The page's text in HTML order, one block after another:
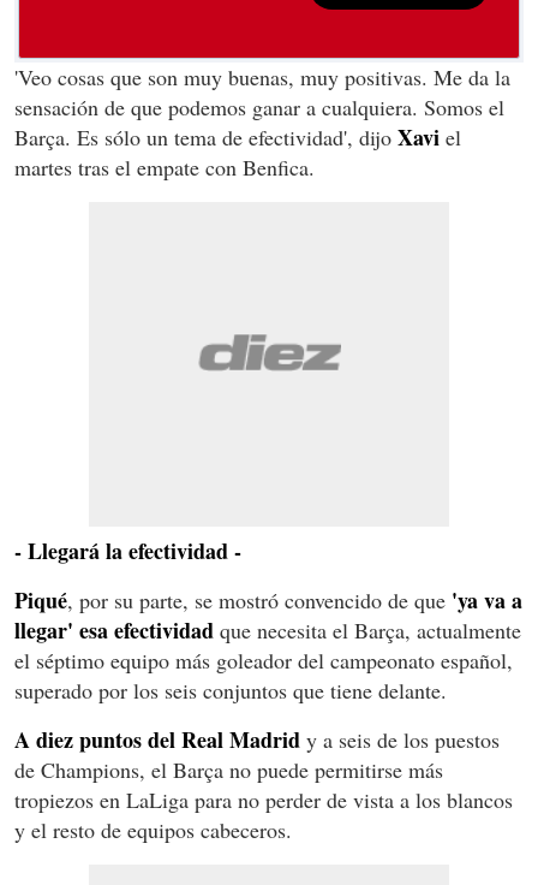
'Veo cosas que son muy buenas, muy positivas. Me da la
sensación de que podemos ganar a cualquiera. Somos el
Barça. Es sólo un tema de efectividad', dijo Xavi el
martes tras el empate con Benfica.
- Llegará la efectividad -
Piqué, por su parte, se mostró convencido de que 'ya va a
llegar' esa efectividad que necesita el Barça, actualmente
el séptimo equipo más goleador del campeonato español,
superado por los seis conjuntos que tiene delante.
A diez puntos del Real Madrid y a seis de los puestos
de Champions, el Barça no puede permitirse más
tropiezos en LaLiga para no perder de vista a los blancos
y el resto de equipos cabeceros.